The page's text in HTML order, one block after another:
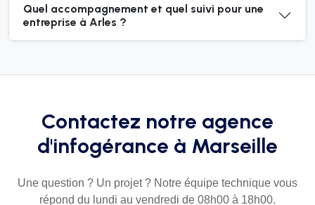
Quel accompagnement et quel suivi pour une
entreprise à Arles ?
Contactez notre agence
d'infogérance à Marseille
Une question ? Un projet ? Notre équipe technique vous
répond du lundi au vendredi de 08h00 à 18h00.